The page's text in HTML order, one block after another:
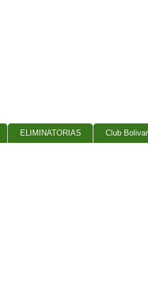
ELIMINATORIAS Club Bolivar